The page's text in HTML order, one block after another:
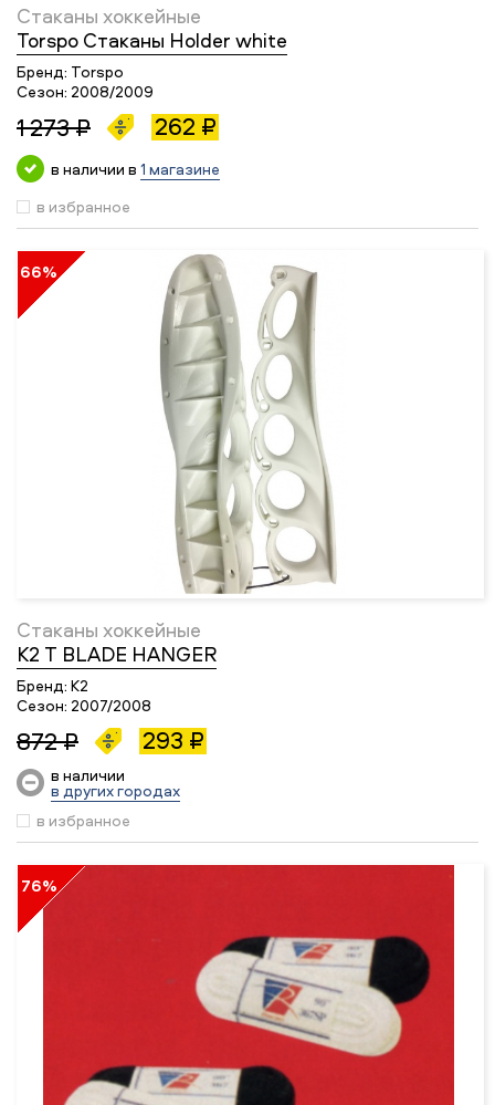
Стаканы хоккейные
Torspo Стаканы Holder white
Бренд: Torspo
Сезон: 2008/2009
1 273 ₽ 262 ₽
в наличии в 1 магазине
в избранное
66%
Стаканы хоккейные
K2 T BLADE HANGER
Бренд: K2
Сезон: 2007/2008
872 ₽ 293 ₽
в наличии
в других городах
в избранное
76%